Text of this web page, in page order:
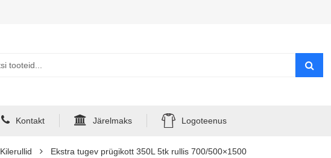
Kontakt Järelmaks Logoteenus
Kilerullid Ekstra tugev prügikott 350L 5tk rullis 700/500×1500